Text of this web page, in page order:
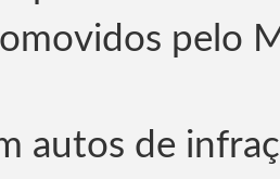
pelo
autos de